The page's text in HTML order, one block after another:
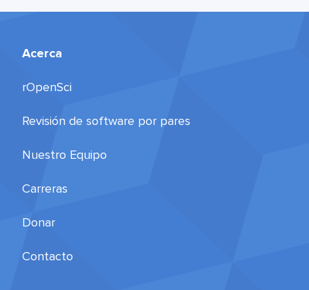
Acerca
rOpenSci
Revisión de software por pares
Nuestro Equipo
Carreras
Donar
Contacto